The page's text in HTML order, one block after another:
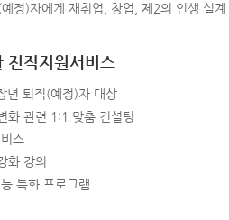
정)자에게 재취업, 창업, 제2의 인생 설
전직지원서비스
년 퇴직(예정)자 대상
화 관련 1:1 맞춤 컨설팅
스
화 강의
특화 프로그램